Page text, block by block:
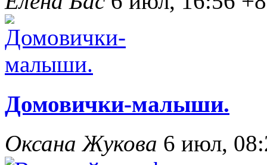
Домовички-малыши.
Оксана Жукова 6 июл,